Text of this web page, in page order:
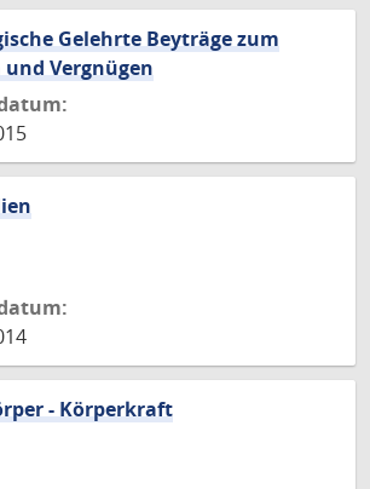
Gelehrte Beyträge zum
Vergnügen
- Körperkraft